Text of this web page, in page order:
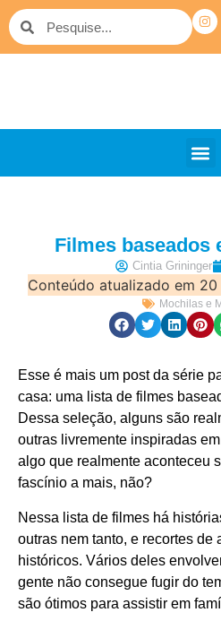
Filmes baseados
Cintia Grininger
Conteúdo atualizado em
Mochilas e
Esse é mais um post da série
casa: uma lista de filmes
Dessa seleção, alguns são
outras livremente inspiradas
algo que realmente aconteceu
fascínio a mais, não?
Nessa lista de filmes há
outras nem tanto, e recortes de
históricos. Vários deles
gente não consegue fugir do
são ótimos para assistir em